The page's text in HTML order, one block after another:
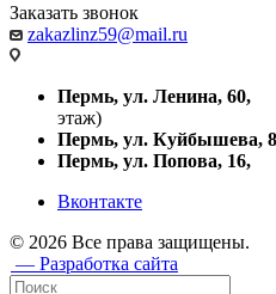
Заказать звонок
zakazlinz59@mail.ru
Пермь, ул. Ленина, 60,
этаж)
Пермь, ул. Куйбышева,
Пермь, ул. Попова, 16,
Вконтакте
© 2026 Все права защищены.
— Разработка сайта